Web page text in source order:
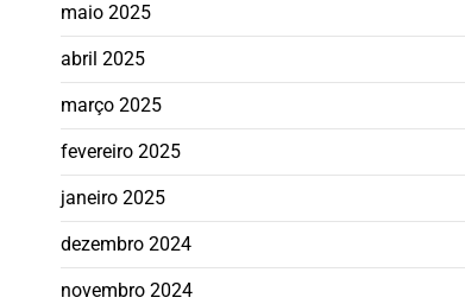
maio 2025
abril 2025
março 2025
fevereiro 2025
janeiro 2025
dezembro 2024
novembro 2024